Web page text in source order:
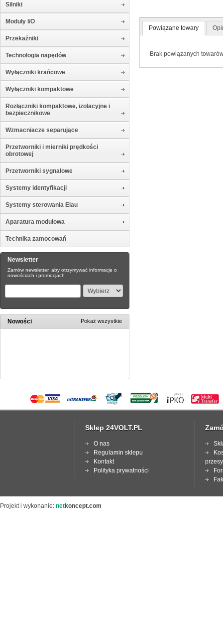
Silniki
Moduły I/O
Przekaźniki
Technologia napędów
Wyłączniki krańcowe
Wyłączniki kompaktowe
Rozłączniki kompaktowe, izolacyjne i
bezpiecznikowe
Wzmacniacze separujące
Przetworniki i mierniki prędkości
obrotowej
Przetworniki sygnałowe
Systemy identyfikacji
Systemy sterowania Elau
Aparatura modułowa
Technika zamocowań
Newsletter
Zamów newsletter, aby otrzymywać informacje o
nowościach i promocjach
Nowości Pokaż wszystkie
Powiązane towary
Brak powiązanych
Sklep 24VOLT.PL
O nas
Regulamin sklepu
Kontakt
Polityka prywatności
Projekt i wykonanie: netkoncept.com